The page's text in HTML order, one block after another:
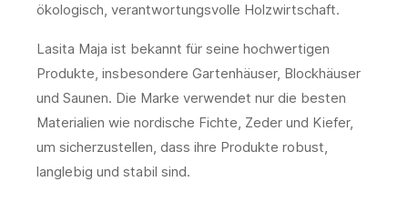
ökologisch, verantwortungsvolle Holzwirtschaft.
Lasita Maja ist bekannt für seine hochwertigen
Produkte, insbesondere Gartenhäuser, Blockhäuser
und Saunen. Die Marke verwendet nur die besten
Materialien wie nordische Fichte, Zeder und Kiefer,
um sicherzustellen, dass ihre Produkte robust,
langlebig und stabil sind.